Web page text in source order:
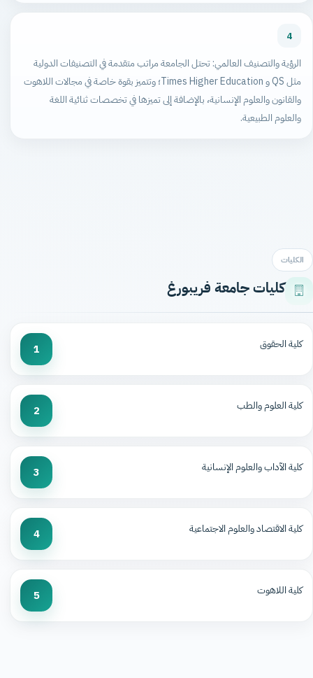
4
الرؤية والتصنيف العالمي: تحتل الجامعة مراتب متقدمة في التصنيفات الدولية
مثل QS و Times Higher Education؛ وتتميز بقوة خاصة في مجالات اللاهوت
والقانون والعلوم الإنسانية، بالإضافة إلى تميزها في تخصصات ثنائية اللغة
والعلوم الطبيعية.
الكليات
كليات جامعة فريبورغ
كلية الحقوق 1
كلية العلوم والطب 2
كلية الآداب والعلوم الإنسانية 3
كلية الاقتصاد والعلوم الاجتماعية 4
كلية اللاهوت 5